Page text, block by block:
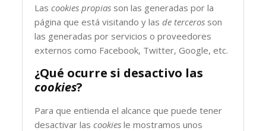
Lascookies propias son las generadas por la
página que está visitando y lasde terceros son
las generadas por servicios o proveedores
externos como Facebook, Twitter, Google, etc.
¿Qué ocurre si desactivo las
cookies?
Para que entienda el alcance que puede tener
desactivar lascookies le mostramos unos